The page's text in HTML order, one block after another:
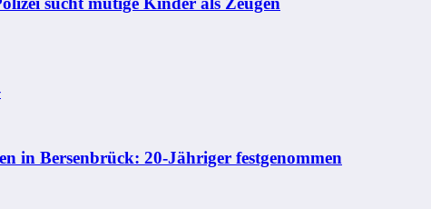
in Bersenbrück: 20-Jähriger festgenommen